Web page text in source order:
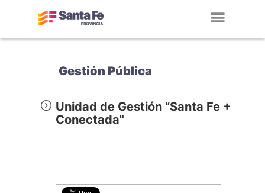
Gestión Pública
Unidad de Gestión “Santa Fe +
Conectada"